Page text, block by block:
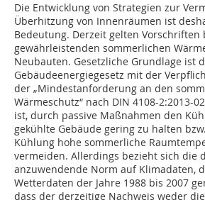
Die Entwicklung von Strategien zur
Überhitzung von Innenräumen ist
Bedeutung. Derzeit gelten Vorschriften
gewährleistenden sommerlichen
Neubauten. Gesetzliche Grundlage ist
Gebäudeenergiegesetz mit der
der „Mindestanforderung an den
Wärmeschutz“ nach DIN 4108-2:2013-
ist, durch passive Maßnahmen den
gekühlte Gebäude gering zu halten
Kühlung hohe sommerliche
vermeiden. Allerdings bezieht sich die
anzuwendende Norm auf Klimadaten,
Wetterdaten der Jahre 1988 bis 2007
dass der derzeitige Nachweis weder